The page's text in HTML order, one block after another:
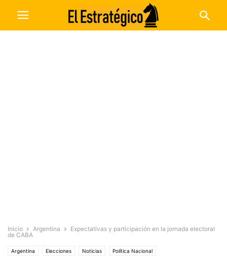
Inicio Argentina
Expectativas y participación en la jornada electoral
de CABA
Argentina Elecciones Noticias Política Nacional